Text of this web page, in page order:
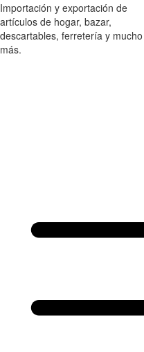
Importación y exportación de
artículos de hogar, bazar,
descartables, ferretería y mucho
más.